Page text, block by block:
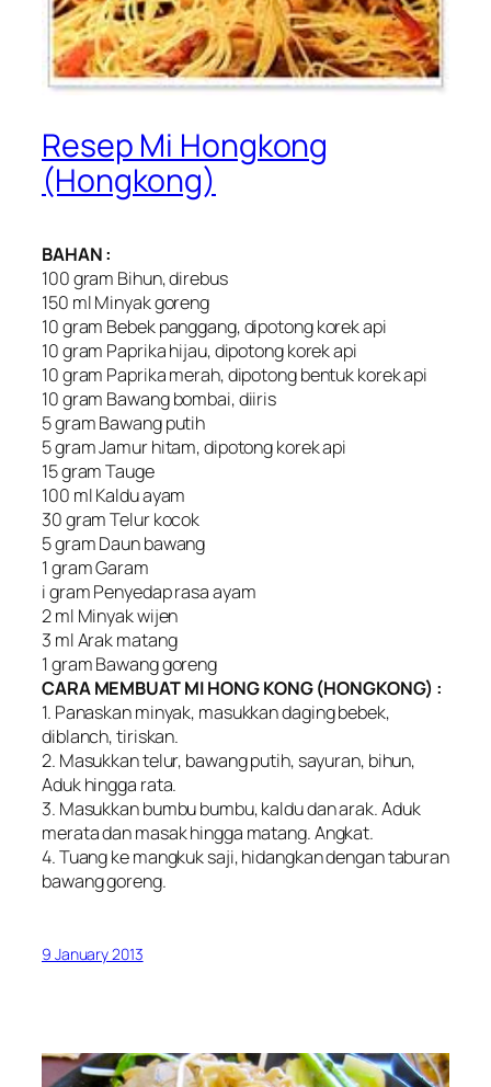
Resep Mi Hongkong
(Hongkong)
BAHAN :
100 gram Bihun, direbus
150 ml Minyak goreng
10 gram Bebek panggang, dipotong korek api
10 gram Paprika hijau, dipotong korek api
10 gram Paprika merah, dipotong bentuk korek api
10 gram Bawang bombai, diiris
5 gram Bawang putih
5 gram Jamur hitam, dipotong korek api
15 gram Tauge
100 ml Kaldu ayam
30 gram Telur kocok
5 gram Daun bawang
1 gram Garam
i gram Penyedap rasa ayam
2 ml Minyak wijen
3 ml Arak matang
1 gram Bawang goreng
CARA MEMBUAT MI HONG KONG (HONGKONG) :
1. Panaskan minyak, masukkan daging bebek,
diblanch, tiriskan.
2. Masukkan telur, bawang putih, sayuran, bihun,
Aduk hingga rata.
3. Masukkan bumbu bumbu, kaldu dan arak. Aduk
merata dan masak hingga matang. Angkat.
4. Tuang ke mangkuk saji, hidangkan dengan taburan
bawang goreng.
9 January 2013